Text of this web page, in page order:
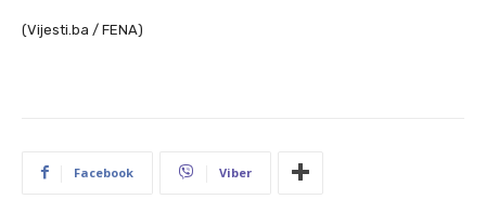
(Vijesti.ba / FENA)
Facebook Viber